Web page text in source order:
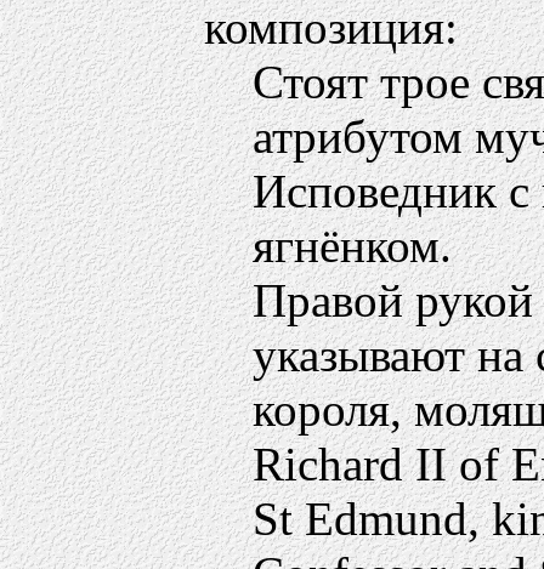
композиция:
Стоят трое
атрибутом
Исповедник
ягнёнком.
Правой рукой
указывают на
короля,
Richard II of
St Edmund,